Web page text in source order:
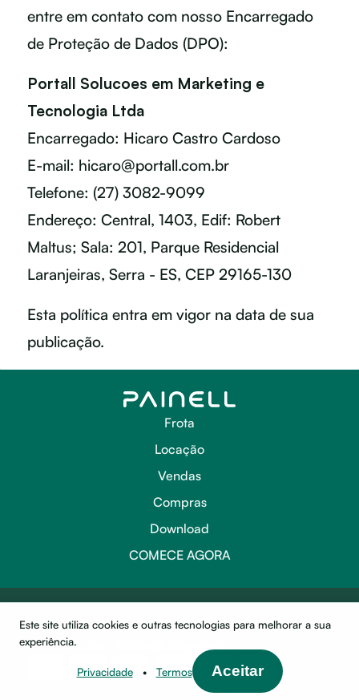
entre em contato com nosso Encarregado
de Proteção de Dados (DPO):
Portall Solucoes em Marketing e
Tecnologia Ltda
Encarregado: Hicaro Castro Cardoso
E-mail: hicaro@portall.com.br
Telefone: (27) 3082-9099
Endereço: Central, 1403, Edif: Robert
Maltus; Sala: 201, Parque Residencial
Laranjeiras, Serra - ES, CEP 29165-130
Esta política entra em vigor na data de sua
publicação.
Frota
Locação
Vendas
Compras
Download
COMECE AGORA
© Copyright 2026 | Feito comPlataforma
Termos de uso
Este site utiliza cookies e outras tecnologias para melhorar a sua
experiência.
Privacidade • Termos Aceitar